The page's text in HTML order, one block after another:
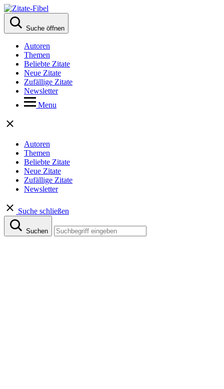
Suche öffnen
Autoren
Themen
Beliebte Zitate
Neue Zitate
Zufällige Zitate
Newsletter
Menu
Autoren
Themen
Beliebte Zitate
Neue Zitate
Zufällige Zitate
Newsletter
Suche schließen
Suchen